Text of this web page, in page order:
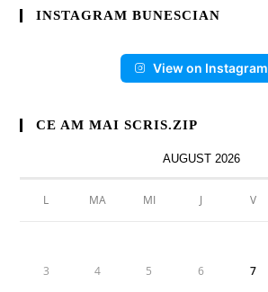
INSTAGRAM BUNESCIAN
View on Instagram
CE AM MAI SCRIS.ZIP
AUGUST 2026
L MA MI J V
3 4 5 6 7